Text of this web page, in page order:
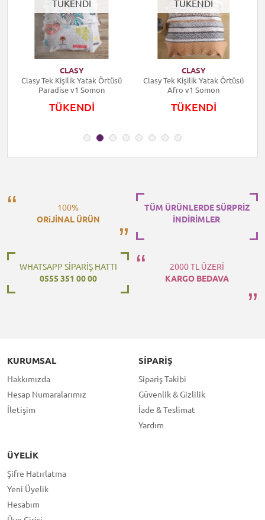
TÜKENDİ
CLASY
Clasy Tek Kişilik Yatak Örtüsü
Paradise v1 Somon
TÜKENDİ
TÜKENDİ
CLASY
Clasy Tek Kişilik Yatak Örtüsü
Afro v1 Somon
TÜKENDİ
100%
ORiJİNAL ÜRÜN
TÜM ÜRÜNLERDE SÜRPRİZ
İNDİRİMLER
WHATSAPP SİPARİŞ HATTI
0555 351 00 00
2000 TL ÜZERİ
KARGO BEDAVA
KURUMSAL
Hakkımızda
Hesap Numaralarımız
İletişim
SIPARIŞ
Sipariş Takibi
Güvenlik & Gizlilik
İade & Teslimat
Yardım
ÜYELIK
Şifre Hatırlatma
Yeni Üyelik
Hesabım